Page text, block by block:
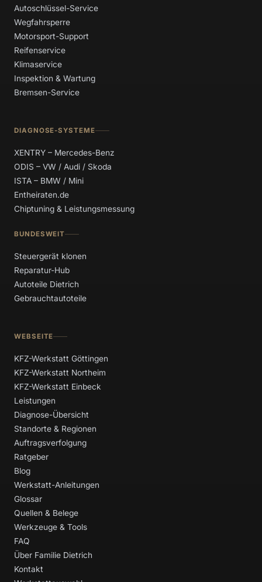
Autoschlüssel-Service
Wegfahrsperre
Motorsport-Support
Reifenservice
Klimaservice
Inspektion & Wartung
Bremsen-Service
DIAGNOSE-SYSTEME
XENTRY – Mercedes-Benz
ODIS – VW / Audi / Skoda
ISTA – BMW / Mini
Entheiraten.de
Chiptuning & Leistungsmessung
BUNDESWEIT
Steuergerät klonen
Reparatur-Hub
Autoteile Dietrich
Gebrauchtautoteile
WEBSEITE
KFZ-Werkstatt Göttingen
KFZ-Werkstatt Northeim
KFZ-Werkstatt Einbeck
Leistungen
Diagnose-Übersicht
Standorte & Regionen
Auftragsverfolgung
Ratgeber
Blog
Werkstatt-Anleitungen
Glossar
Quellen & Belege
Werkzeuge & Tools
FAQ
Über Familie Dietrich
Kontakt